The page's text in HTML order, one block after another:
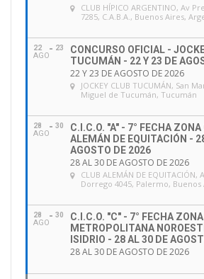
CLUB HÍPICO ARGENTINO, Av
7285, C.A.B.A., Buenos Aires,
22
AGO
23
CONCURSO OFICIAL -
TUCUMÁN - 22 Y 23 DE
22 Y 23 DE AGOSTO DE 2026
JOCKEY CLUB TUCUMÁN, San
Miguel de Tucumán, Tucumán
28
AGO
30
C.I.C.O. "A" - 7° FECHA
ALEMÁN DE EQUITACIÓN -
AGOSTO DE 2026
28 AL 30 DE AGOSTO DE 2026
CLUB ALEMÁN DE EQUITACIÓN,
Dorrego 4045, Palermo,
28
AGO
30
C.I.C.O. "C" - 7° FECHA ZONA
METROPOLITANA
ISIDRIO - 28 AL 30 DE
28 AL 30 DE AGOSTO DE 2026